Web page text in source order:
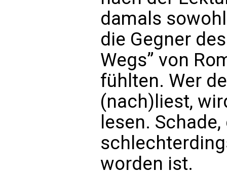
damals
die Gegner
Wegs” von
fühlten. Wer
(nach)liest,
lesen.
worden ist.